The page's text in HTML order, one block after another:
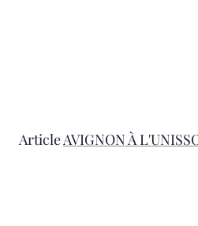
ArticleAVIGNON À